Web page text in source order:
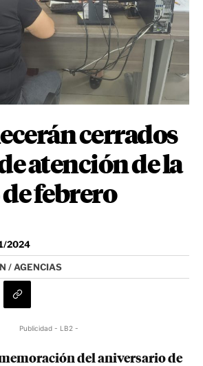
cerrados
atención de la
de febrero
2024
/ AGENCIAS
Publicidad - LB2 -
del aniversario de